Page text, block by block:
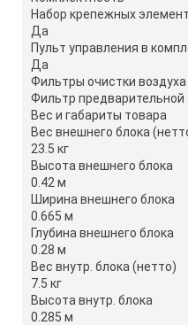
Набор крепежных
Да
Пульт управления в
Да
Фильтры очистки воздуха
Фильтр предварительной
Вес и габариты товара
Вес внешнего блока
23.5 кг
Высота внешнего блока
0.42 м
Ширина внешнего блока
0.665 м
Глубина внешнего блока
0.28 м
Вес внутр. блока (нетто)
7.5 кг
Высота внутр. блока
0.285 м